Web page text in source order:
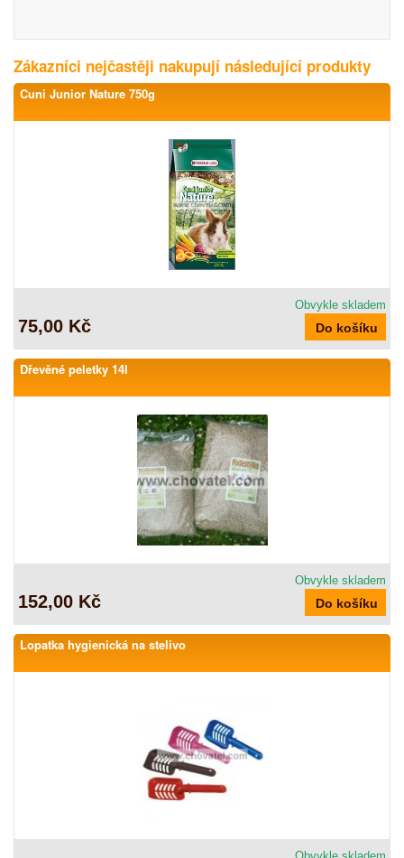
Zákazníci nejčastěji nakupují následující produkty
Cuni Junior Nature 750g
Obvykle skladem
75,00 Kč
Dřevěné peletky 14l
Obvykle skladem
152,00 Kč
Lopatka hygienická na stelivo